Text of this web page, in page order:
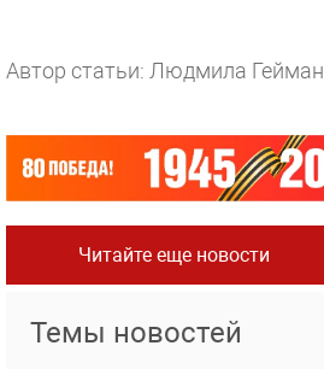
Автор статьи: Людмила Гейман
Читайте еще новости
Темы новостей